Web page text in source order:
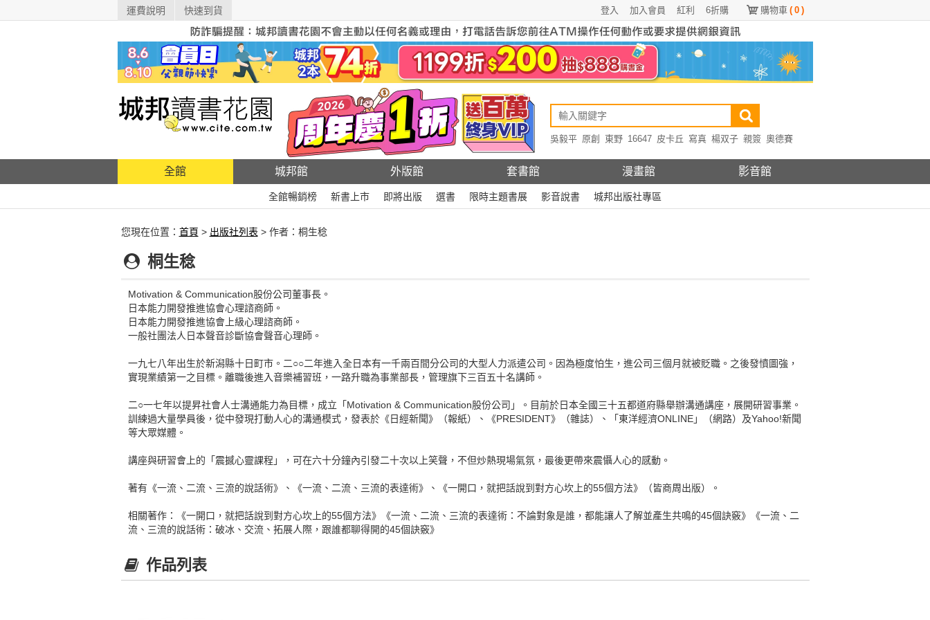
運費說明 快速到貨 購物車 ( 0 )
6折購
紅利
加入會員
登入
吳毅平 原創 東野 16647 皮卡丘 寫真 楊双子 親簽 奧德賽
全館 城邦館 外版館 套書館 漫畫館 影音館
全館暢銷榜 新書上市 即將出版 選書 限時主題書展 影音說書 城邦出版社專區
您現在位置： 首頁 > 出版社列表 > 作者：桐生稔
桐生稔
Motivation & Communication股份公司董事長。
日本能力開發推進協會心理諮商師。
日本能力開發推進協會上級心理諮商師。
一般社團法人日本聲音診斷協會聲音心理師。
一九七八年出生於新潟縣十日町市。二○○二年進入全日本有一千兩百間分公司的大型人力派遣公司。因為極度怕生，進公司三個月就被貶職。之後發憤圖強，
實現業績第一之目標。離職後進入音樂補習班，一路升職為事業部長，管理旗下三百五十名講師。
二○一七年以提昇社會人士溝通能力為目標，成立「Motivation & Communication股份公司」。目前於日本全國三十五都道府縣舉辦溝通講座，展開研習事業。
訓練過大量學員後，從中發現打動人心的溝通模式，發表於《日經新聞》（報紙）、《PRESIDENT》（雜誌）、「東洋經濟ONLINE」（網路）及Yahoo!新聞
等大眾媒體。
講座與研習會上的「震撼心靈課程」，可在六十分鐘內引發二十次以上笑聲，不但炒熱現場氣氛，最後更帶來震懾人心的感動。
著有《一流、二流、三流的說話術》、《一流、二流、三流的表達術》、《一開口，就把話說到對方心坎上的55個方法》（皆商周出版）。
相關著作：《一開口，就把話說到對方心坎上的55個方法》《一流、二流、三流的表達術：不論對象是誰，都能讓人了解並產生共鳴的45個訣竅》《一流、二
流、三流的說話術：破冰、交流、拓展人際，跟誰都聊得開的45個訣竅》
作品列表